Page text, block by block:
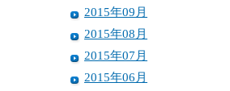
2015年09月
2015年08月
2015年07月
2015年06月